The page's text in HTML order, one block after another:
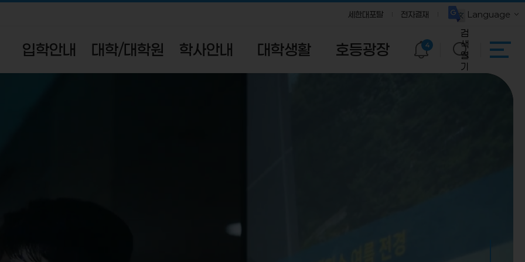
세한대포탈 전자결재 Language
입학안내 대학/대학원 학사안내 대학생활 호등광장 4
검
색
열
기